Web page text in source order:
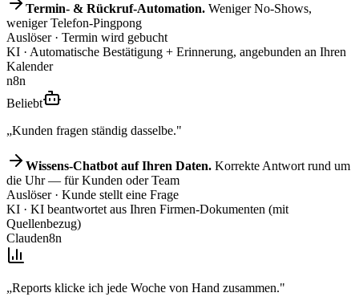
Termin- & Rückruf-Automation. Weniger No-Shows,
weniger Telefon-Pingpong
Auslöser· Termin wird gebucht
KI · Automatische Bestätigung + Erinnerung, angebunden an Ihren
Kalender
n8n
Beliebt
„Kunden fragen ständig dasselbe."
Wissens-Chatbot auf Ihren Daten. Korrekte Antwort rund um
die Uhr — für Kunden oder Team
Auslöser· Kunde stellt eine Frage
KI · KI beantwortet aus Ihren Firmen-Dokumenten (mit
Quellenbezug)
Clauden8n
„Reports klicke ich jede Woche von Hand zusammen."